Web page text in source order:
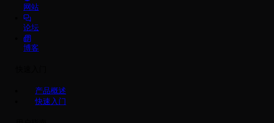
网站
论坛
博客
产品概述
快速入门